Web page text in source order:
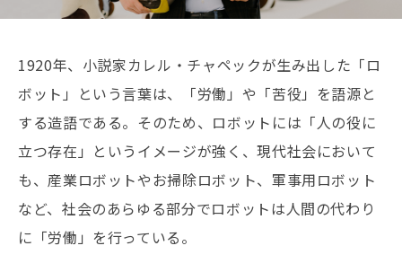
1920年、小説家カレル・チャペックが生み出した「ロ
ボット」という言葉は、「労働」や「苦役」を語源と
する造語である。そのため、ロボットには「人の役に
立つ存在」というイメージが強く、現代社会において
も、産業ロボットやお掃除ロボット、軍事用ロボット
など、社会のあらゆる部分でロボットは人間の代わり
に「労働」を行っている。